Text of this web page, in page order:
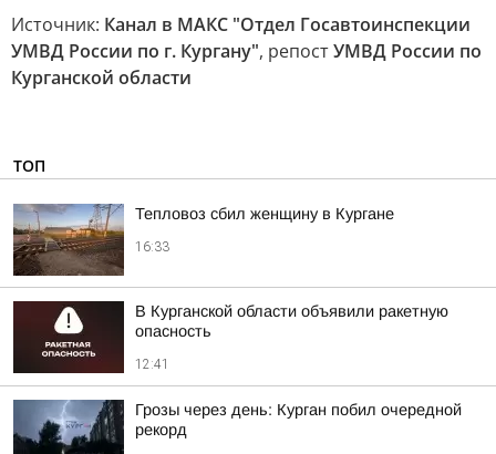
Источник: Канал в МАКС "Отдел Госавтоинспекции
УМВД России по г. Кургану", репостУМВД России по
Курганской области
ТОП
Тепловоз сбил женщину в Кургане
16:33
В Курганской области объявили ракетную
опасность
12:41
Грозы через день: Курган побил очередной
рекорд